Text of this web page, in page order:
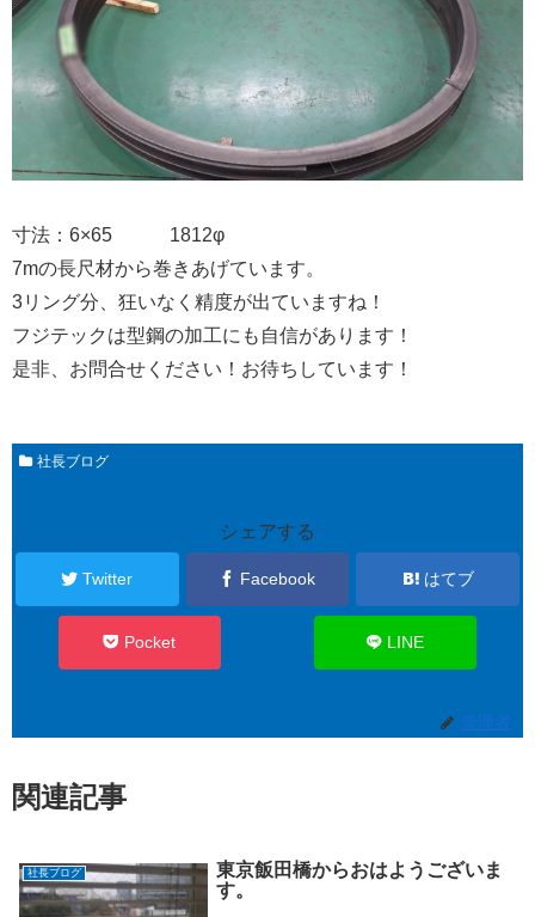
寸法：6×65 1812φ
7mの長尺材から巻きあげています。
3リング分、狂いなく精度が出ていますね！
フジテックは型鋼の加工にも自信があります！
是非、お問合せください！お待ちしています！
社長ブログ
シェアする
Twitter Facebook はてブ
Pocket LINE
管理者
関連記事
社長ブログ
東京飯田橋からおはようございま
す。